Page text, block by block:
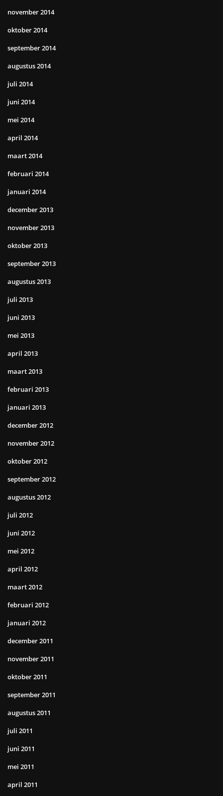
november 2014
oktober 2014
september 2014
augustus 2014
juli 2014
juni 2014
mei 2014
april 2014
maart 2014
februari 2014
januari 2014
december 2013
november 2013
oktober 2013
september 2013
augustus 2013
juli 2013
juni 2013
mei 2013
april 2013
maart 2013
februari 2013
januari 2013
december 2012
november 2012
oktober 2012
september 2012
augustus 2012
juli 2012
juni 2012
mei 2012
april 2012
maart 2012
februari 2012
januari 2012
december 2011
november 2011
oktober 2011
september 2011
augustus 2011
juli 2011
juni 2011
mei 2011
april 2011